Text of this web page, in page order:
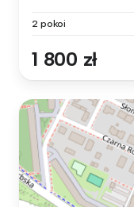
2 pokoi
1 800 zł